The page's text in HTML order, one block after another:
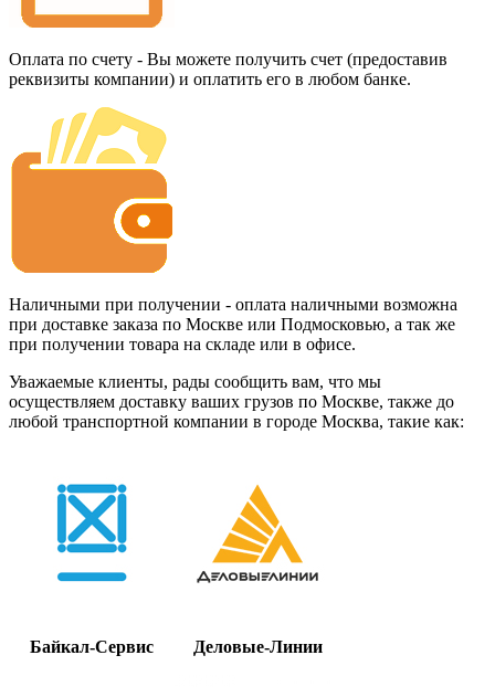
Оплата по счету - Вы можете получить счет (предоставив
реквизиты компании) и оплатить его в любом банке.
Наличными при получении - оплата наличными возможна
при доставке заказа по Москве или Подмосковью, а так же
при получении товара на складе или в офисе.
Уважаемые клиенты, рады сообщить вам, что мы
осуществляем доставку ваших грузов по Москве, также до
любой транспортной компании в городе Москва, такие как:
Байкал-Сервис Деловые-Линии